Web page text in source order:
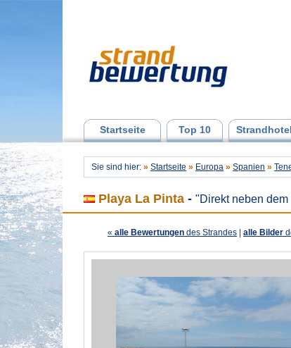
Startseite Top 10
Sie sind hier: » Startseite » Europa » Spanien »
Playa La Pinta - "Direkt neben dem
« alle Bewertungen des Strandes alle Bilder